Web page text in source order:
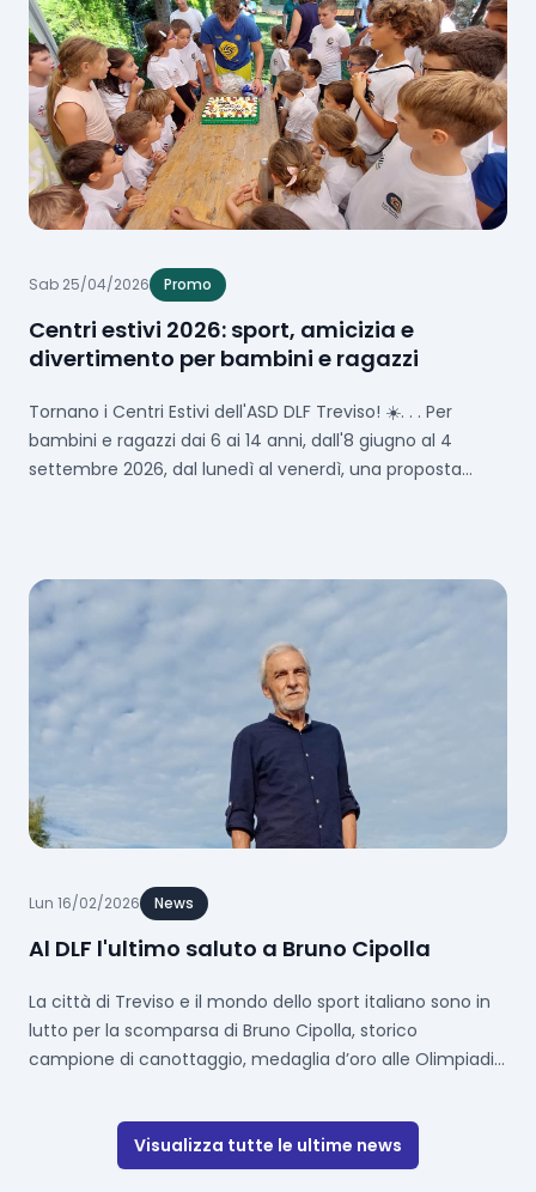
Sab 25/04/2026 Promo
Centri estivi 2026: sport, amicizia e
divertimento per bambini e ragazzi
Tornano i Centri Estivi dell'ASD DLF Treviso! ☀️. . . Per
bambini e ragazzi dai 6 ai 14 anni, dall'8 giugno al 4
settembre 2026, dal lunedì al venerdì, una proposta
Lun 16/02/2026 News
Al DLF l'ultimo saluto a Bruno Cipolla
La città di Treviso e il mondo dello sport italiano sono in
lutto per la scomparsa di Bruno Cipolla, storico
campione di canottaggio, medaglia d’oro alle Olimpiadi
generazioni di atleti. Bruno è mancato domenica 15
febbraio all’età di 73 a...Visualizza tutte le ultime news